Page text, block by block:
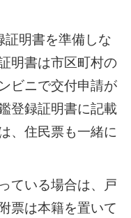
証明書を準備しな
明書は市区町村の
ビニで交付申請が
登録証明書に記載
、住民票も一緒に
ている場合は、戸
票は本籍を置いて